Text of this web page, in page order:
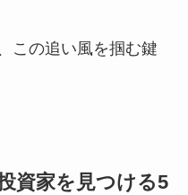
この追い風を掴む鍵
資家を見つける5